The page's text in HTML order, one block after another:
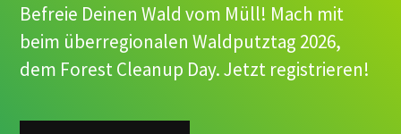
Befreie Deinen Wald vom Müll! Mach mit
beim überregionalen Waldputztag 2026,
dem Forest Cleanup Day. Jetzt registrieren!